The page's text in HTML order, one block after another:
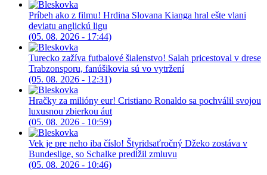
Príbeh ako z filmu! Hrdina Slovana Kianga hral ešte vlani
deviatu anglickú ligu
(05. 08. 2026 - 17:44)
Turecko zažíva futbalové šialenstvo! Salah pricestoval v drese
Trabzonsporu, fanúšikovia sú vo vytržení
(05. 08. 2026 - 12:31)
Hračky za milióny eur! Cristiano Ronaldo sa pochválil svojou
luxusnou zbierkou áut
(05. 08. 2026 - 10:59)
Vek je pre neho iba číslo! Štyridsaťročný Džeko zostáva v
Bundeslige, so Schalke predĺžil zmluvu
(05. 08. 2026 - 10:46)